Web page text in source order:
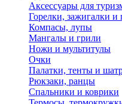
Аксессуары для
Горелки, зажигалки и
Компасы, лупы
Мангалы и грили
Ножи и мультитулы
Очки
Палатки, тенты и
Рюкзаки, ранцы
Спальники и коврики